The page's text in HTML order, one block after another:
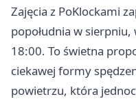
Zajęcia z PoKlockami
popołudnia w
18:00. To świetna
ciekawej formy
powietrzu, która